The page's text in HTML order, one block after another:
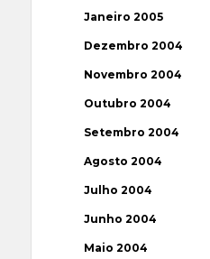
Janeiro 2005
Dezembro 2004
Novembro 2004
Outubro 2004
Setembro 2004
Agosto 2004
Julho 2004
Junho 2004
Maio 2004